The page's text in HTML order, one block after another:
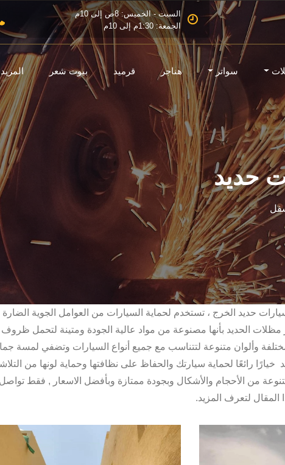
السبت - الخميس: 8ص إلى 10م
الجمعة: 1:30م إلى 10م
سواتر هناجر قرميد بيوت شعر المزيد
حديد
حديد الخرج ، تستخدم لحماية السيارات من العوامل الجوية
مظلات الحديد بأنها مصنوعة من مواد عالية الجودة ومتينة لتحمل
مختلفة وألوان متنوعة لتتناسب مع جميع أنواع السيارات وتضفي لمسة
خيارًا رائعًا لحماية سيارتك والحفاظ على نظافتها وحماية لونها من
من الأحجام والأشكال وبجودة ممتازة وبأفضل الاسعار , فقط
المقال لتعرف المزيد.